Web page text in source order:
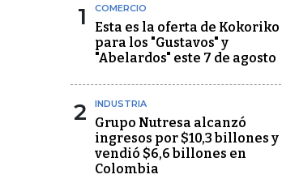
1 COMERCIO
Esta es la oferta de Kokoriko
para los "Gustavos" y
"Abelardos" este 7 de agosto
2 INDUSTRIA
Grupo Nutresa alcanzó
ingresos por $10,3 billones y
vendió $6,6 billones en
Colombia